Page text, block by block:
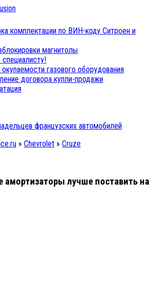
комплектации по ВИН-коду Ситроен и
магнитолы
газового оборудования
договора купли-продажи
» Chevrolet » Cruze
амортизаторы лучше поставить на